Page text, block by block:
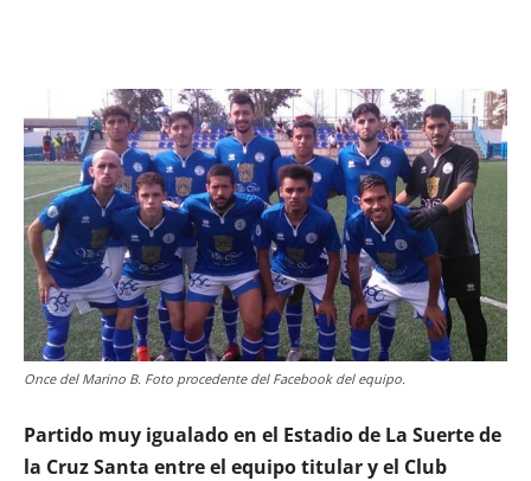
Once del Marino B. Foto procedente del Facebook del equipo.
Partido muy igualado en el Estadio de La Suerte de
la Cruz Santa entre el equipo titular y el Club